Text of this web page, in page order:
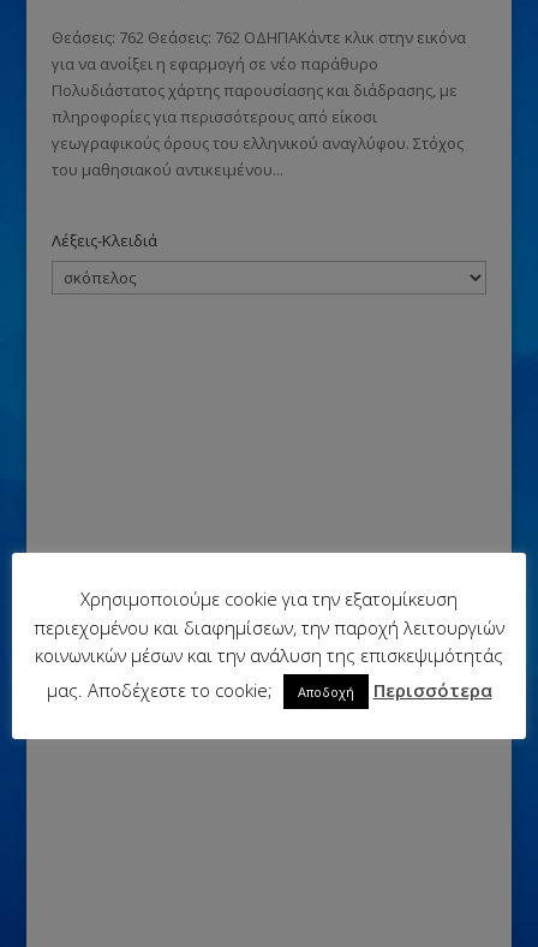
Θεάσεις: 762 Θεάσεις: 762 ΟΔΗΓΙΑΚάντε κλικ στην εικόνα
για να ανοίξει η εφαρμογή σε νέο παράθυρο
Πολυδιάστατος χάρτης παρουσίασης και διάδρασης, με
πληροφορίες για περισσότερους από είκοσι
γεωγραφικούς όρους του ελληνικού αναγλύφου. Στόχος
του μαθησιακού αντικειμένου...
Λέξεις-Κλειδιά
Χρησιμοποιούμε cookie για την εξατομίκευση
περιεχομένου και διαφημίσεων, την παροχή λειτουργιών
κοινωνικών μέσων και την ανάλυση της επισκεψιμότητάς
μας. Αποδέχεστε το cookie;
Αποδοχή Περισσότερα